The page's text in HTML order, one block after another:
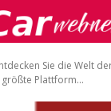
Sie die Welt
Plattform...